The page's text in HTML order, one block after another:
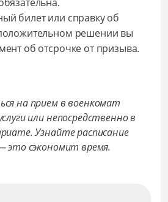
билет или справку об
решении вы
об отсрочке от призыва.
на прием в военкомат
или непосредственно в
Узнайте расписание
это сэкономит время.